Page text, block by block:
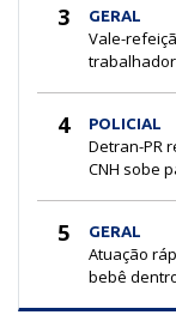
3 GERAL
Vale-
trabalhador
4 POLICIAL
Detran-PR
CNH sobe
5 GERAL
Atuação
bebê